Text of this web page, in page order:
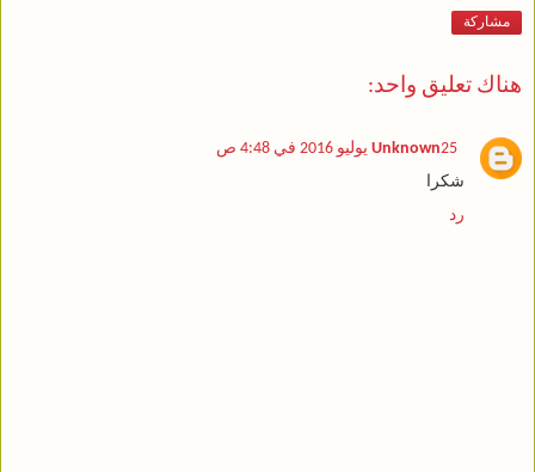
مشاركة
هناك تعليق واحد:
Unknown25 يوليو 2016 في 4:48 ص
شكرا
رد